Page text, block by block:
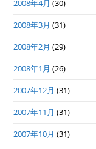
2008年4月 (30)
2008年3月 (31)
2008年2月 (29)
2008年1月 (26)
2007年12月 (31)
2007年11月 (31)
2007年10月 (31)